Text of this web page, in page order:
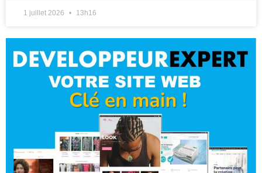
1 juillet 2026 13h16